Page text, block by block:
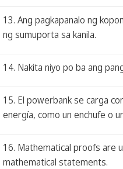
13. Ang pagkapanalo ng
ng sumuporta sa kanila.
14. Nakita niyo po ba ang
15. El powerbank se carga
energía, como un enchufe o
16. Mathematical proofs are
mathematical statements.